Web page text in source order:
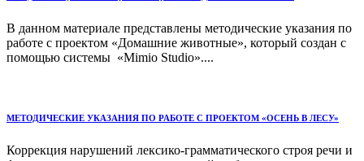
В данном материале представлены методические указания по
работе с проектом «Домашние животные», который создан с
помощью системы «Mimio Studio»....
МЕТОДИЧЕСКИЕ УКАЗАНИЯ ПО РАБОТЕ С ПРОЕКТОМ «ОСЕНЬ В ЛЕСУ»
Коррекция нарушений лексико-грамматического строя речи и